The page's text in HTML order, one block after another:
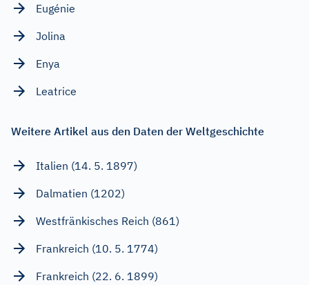
Eugénie
Jolina
Enya
Leatrice
Weitere Artikel aus den Daten der Weltgeschichte
Italien (14. 5. 1897)
Dalmatien (1202)
Westfränkisches Reich (861)
Frankreich (10. 5. 1774)
Frankreich (22. 6. 1899)